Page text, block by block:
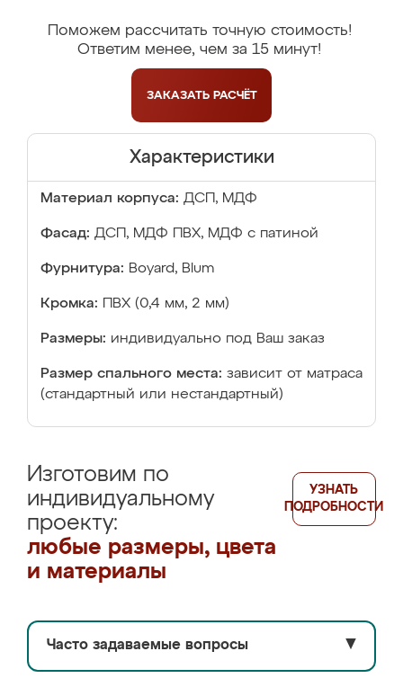
Поможем рассчитать точную стоимость!
Ответим менее, чем за 15 минут!
ЗАКАЗАТЬ РАСЧЁТ
Характеристики
Материал корпуса: ДСП, МДФ
Фасад: ДСП, МДФ ПВХ, МДФ с патиной
Фурнитура: Boyard, Blum
Кромка: ПВХ (0,4 мм, 2 мм)
Размеры: индивидуально под Ваш заказ
Размер спального места: зависит от матраса
(стандартный или нестандартный)
Изготовим по
индивидуальному
проекту:
любые размеры, цвета
и материалы
УЗНАТЬ
ПОДРОБНОСТИ
Часто задаваемые вопросы ▼